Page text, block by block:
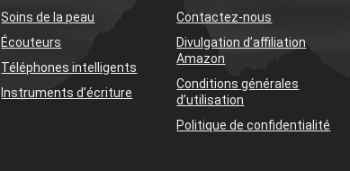
Soins de la peau
Écouteurs
Téléphones intelligents
Instruments d’écriture
Contactez-nous
Divulgation d’affiliation
Amazon
Conditions générales
d’utilisation
Politique de confidentialité